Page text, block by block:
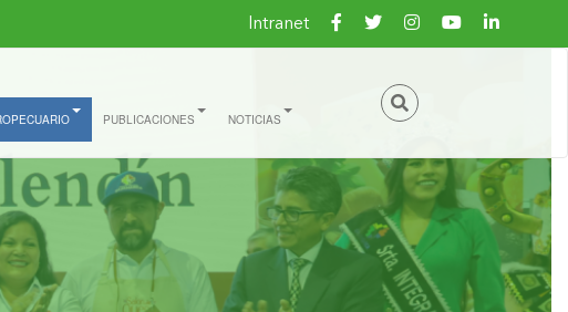
Intranet
PUBLICACIONES NOTICIAS